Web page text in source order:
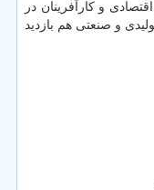
و کارآفرینان در
و صنعتی هم بازدید